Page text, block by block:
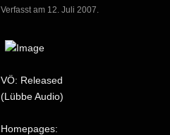
Verfasst am 12. Juli 2007
VÖ: Released
(Lübbe Audio)
Homepages: